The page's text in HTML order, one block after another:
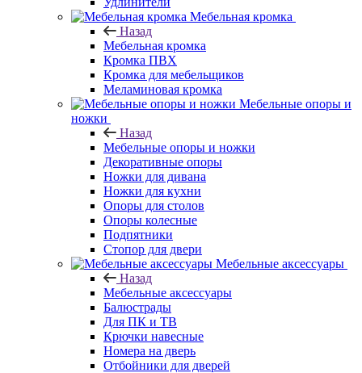
Мебельная кромка
Назад
Мебельная кромка
Кромка ПВХ
Кромка для мебельщиков
Меламиновая кромка
Мебельные опоры и
ножки
Назад
Мебельные опоры и ножки
Декоративные опоры
Ножки для дивана
Ножки для кухни
Опоры для столов
Опоры колесные
Подпятники
Стопор для двери
Мебельные аксессуары
Назад
Мебельные аксессуары
Балюстрады
Для ПК и ТВ
Крючки навесные
Номера на дверь
Отбойники для дверей